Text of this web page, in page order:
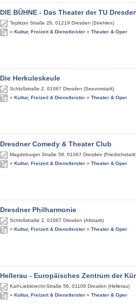
DIE BÜHNE - Das Theater der TU
Teplitzer Straße 26 01219 Dresden (Strehlen)
» Kultur, Freizeit & Dienstleister » Theater & Oper
Die Herkuleskeule
Schloßstraße 2 01067 Dresden (Seevorstadt)
» Kultur, Freizeit & Dienstleister » Theater & Oper
Dresdner Comedy & Theater Club
Magdeburger Straße 58 01067 Dresden
» Kultur, Freizeit & Dienstleister » Theater & Oper
Dresdner Philharmonie
Schloßstraße 2 01067 Dresden (Altstadt)
» Kultur, Freizeit & Dienstleister » Theater & Oper
Hellerau - Europäisches Zentrum der
Karl-Liebknecht-Straße 56 01109 Dresden (Hellerau)
» Kultur, Freizeit & Dienstleister » Theater & Oper